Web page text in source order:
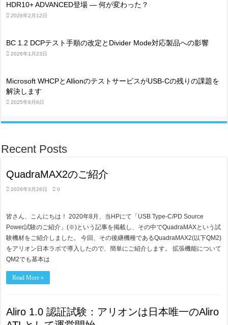
HDR10+ ADVANCED登場 ― 何が変わった？
2026年2月12日
BC 1.2 DCPテスト手順の改定とDivider Mode対応製品への影響
2026年1月23日
Microsoft WHCPとAllionのテストサービスがUSB-Cの残りの課題を
解決します
2025年6月6日
Recent Posts
QuadraMAX2のご紹介
2026年3月26日 0
皆さん、こんにちは！ 2020年8月、当HPにて「USB Type-C/PD Source
Power試験のご紹介」(※)という記事を掲載し、その中でQuadraMAXという試
験機材をご紹介しました。 今回、その後継機種であるQuadraMAX2(以下QM2)
をアリオン日本ラボで導入したので、簡単にご紹介します。 拡張機能について
QM2でも基本は
Read More »
Aliro 1.0 認証試験：アリオンは日本唯一のAliro